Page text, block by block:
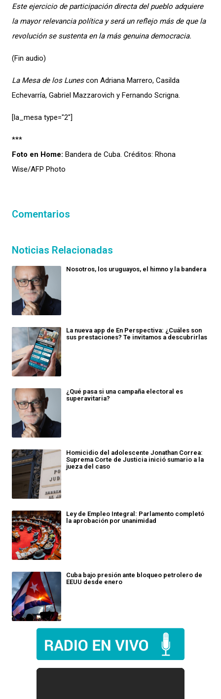
Este ejercicio de participación directa del pueblo adquiere
la mayor relevancia política y será un reflejo más de que la
revolución se sustenta en la más genuina democracia.
(Fin audio)
La Mesa de los Lunescon Adriana Marrero, Casilda
Echevarría, Gabriel Mazzarovich y Fernando Scrigna.
[la_mesa type="2″]
***
Foto en Home: Bandera de Cuba. Créditos: Rhona
Wise/AFP Photo
Comentarios
Noticias Relacionadas
Nosotros, los uruguayos, el himno y la bandera
La nueva app de En Perspectiva: ¿Cuáles son
sus prestaciones? Te invitamos a descubrirlas
¿Qué pasa si una campaña electoral es
superavitaria?
Homicidio del adolescente Jonathan Correa:
Suprema Corte de Justicia inició sumario a la
jueza del caso
Ley de Empleo Integral: Parlamento completó
la aprobación por unanimidad
Cuba bajo presión ante bloqueo petrolero de
EEUU desde enero